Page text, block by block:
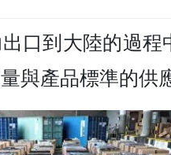
口到大陸的過
與產品標準的供